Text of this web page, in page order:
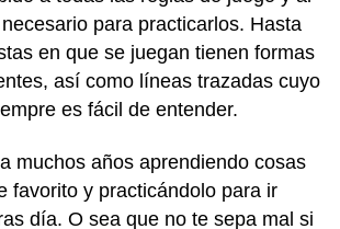
para practicarlos. Hasta
en que se juegan tienen formas
así como líneas trazadas cuyo
es fácil de entender.
muchos años aprendiendo cosas
favorito y practicándolo para ir
día. O sea que no te sepa mal si